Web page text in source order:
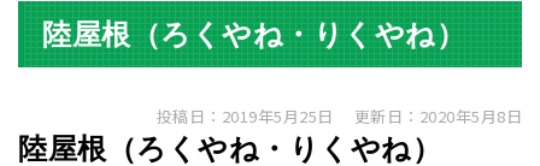
陸屋根（ろくやね・りくやね）
投稿日：2019年5月25日 更新日：2020年5月8日
陸屋根（ろくやね・りくやね）